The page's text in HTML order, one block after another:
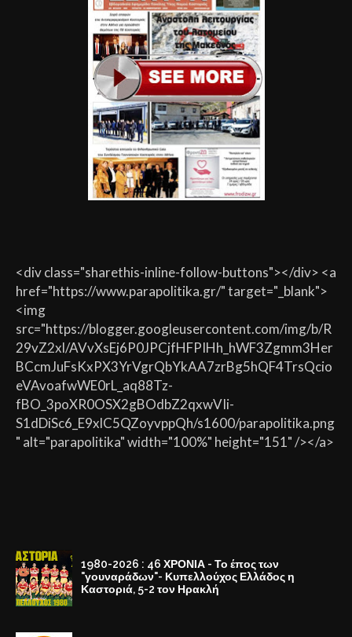
<div class="sharethis-inline-follow-buttons"></div> <a
href="https://www.parapolitika.gr/" target="_blank">
<img
src="https://blogger.googleusercontent.com/img/b/R
29vZ2xl/AVvXsEj6P0JPCjfHFPIHh_hWF3Zgmm3Her
BCcmJuFsKxPX3YrVgrQbYkAA7zrBg5hQF4TrsQcio
eVAvoafwWE0rL_aq88Tz-
fBO_3poXR0OSX2gBOdbZ2qxwVIi-
S1dDiSc6_E9xlC5QZoyvppQh/s1600/parapolitika.png
" alt="parapolitika" width="100%" height="151" /></a>
1980-2026 : 46 ΧΡΟΝΙΑ - Το έπος των
"γουναράδων"- Κυπελλούχος Ελλάδος η
Καστοριά, 5-2 τον Ηρακλή